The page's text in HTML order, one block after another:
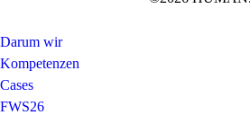
Darum wir
Kompetenzen
Cases
FWS26